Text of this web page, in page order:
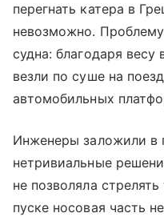
перегнать катера в
невозможно.
судна: благодаря весу
везли по суше на
автомобильных
Инженеры заложили в
нетривиальные
не позволяла
пуске носовая часть